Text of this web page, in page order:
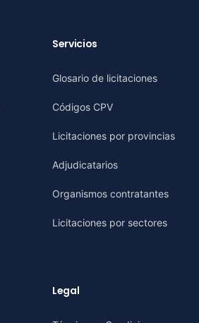
Servicios
Glosario de licitaciones
Códigos CPV
Licitaciones por provincias
Adjudicatarios
Organismos contratantes
Licitaciones por sectores
Legal